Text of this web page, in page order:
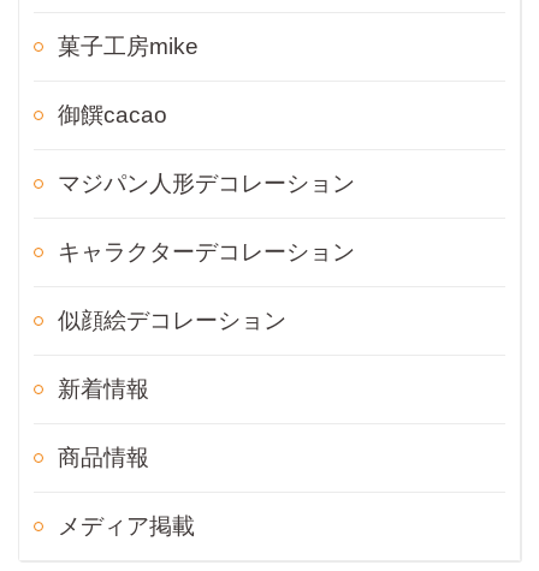
菓子工房mike
御饌cacao
マジパン人形デコレーション
キャラクターデコレーション
似顔絵デコレーション
新着情報
商品情報
メディア掲載